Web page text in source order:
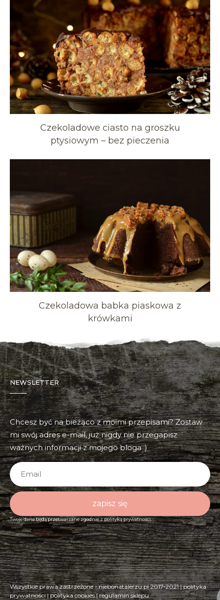
Czekoladowe ciasto na groszku
ptysiowym – bez pieczenia
Czekoladowa babka piaskowa z
krówkami
NEWSLETTER
Chcesz być na bieżąco z moimi przepisami? Zostaw
mi swój adres e-mail, już nigdy nie przegapisz
ważnych informacji z mojego bloga :)
zapisz się
Twoje dane będą przetwarzane zgodnie zpolityką prywatności.
Wszystkie prawa zastrzeżone - niebonatalerzu.pl 2017-2021 |polityka
prywatności|polityka cookies|regulamin sklepu